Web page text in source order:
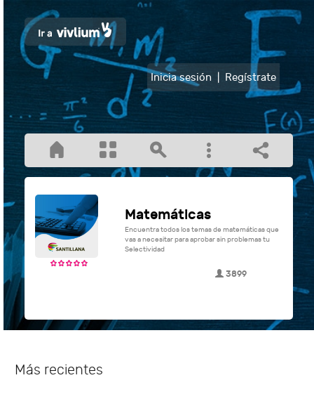
Inicia sesión Regístrate
Matemáticas
Encuentra todos los temas de matemáticas que
vas a necesitar para aprobar sin problemas tu
Selectividad
3899
Más recientes